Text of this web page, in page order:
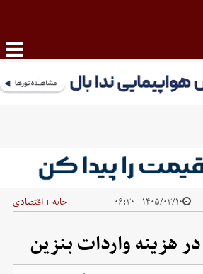
۱۴۰۵/۰۳/۱۰ - ۰۶:۳۰ خانه | اقتصادی
هزینه واردات بنزین